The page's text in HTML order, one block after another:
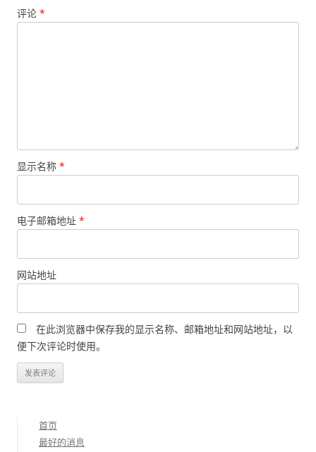
评论 *
显示名称 *
电子邮箱地址 *
网站地址
在此浏览器中保存我的显示名称、邮箱地址和网站地址，以
便下次评论时使用。
首页
最好的消息